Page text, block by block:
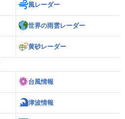
風レーダー
世界の雨雲レーダー
黄砂レーダー
台風情報
津波情報